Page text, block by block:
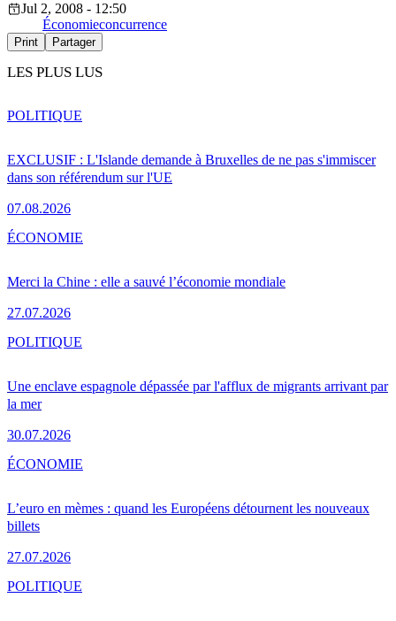
Jul 2, 2008 - 12:50
Économieconcurrence
Print Partager
LES PLUS LUS
EXCLUSIF : L'Islande demande à Bruxelles de ne pas s'immiscer
dans son référendum sur l'UE
07.08.2026
POLITIQUE
Merci la Chine : elle a sauvé l’économie mondiale
27.07.2026
ÉCONOMIE
Une enclave espagnole dépassée par l'afflux de migrants arrivant par
la mer
30.07.2026
POLITIQUE
L’euro en mèmes : quand les Européens détournent les nouveaux
billets
27.07.2026
ÉCONOMIE
POLITIQUE